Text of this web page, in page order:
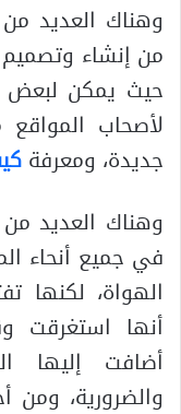
وهناك العديد
حيث يمكن لبعض
لأصحاب
جديدة، ومعرفة
وهناك العديد من
في جميع أنحاء
الهواة، لكنها
أنها استغرقت
أضافت إليها